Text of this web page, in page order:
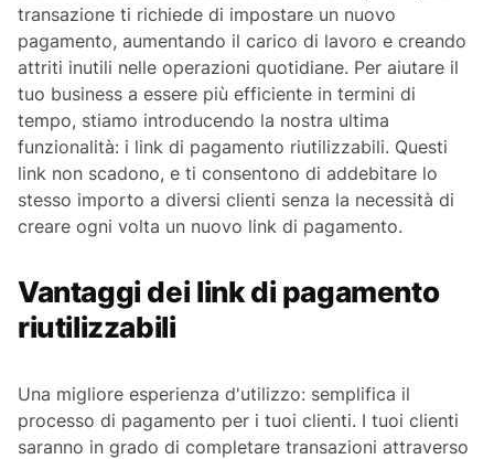
transazione ti richiede di impostare un nuovo
pagamento, aumentando il carico di lavoro e creando
attriti inutili nelle operazioni quotidiane. Per aiutare il
tuo business a essere più efficiente in termini di
tempo, stiamo introducendo la nostra ultima
funzionalità: i link di pagamento riutilizzabili. Questi
link non scadono, e ti consentono di addebitare lo
stesso importo a diversi clienti senza la necessità di
creare ogni volta un nuovo link di pagamento.
Vantaggi dei link di pagamento
riutilizzabili
Una migliore esperienza d'utilizzo: semplifica il
processo di pagamento per i tuoi clienti. I tuoi clienti
saranno in grado di completare transazioni attraverso